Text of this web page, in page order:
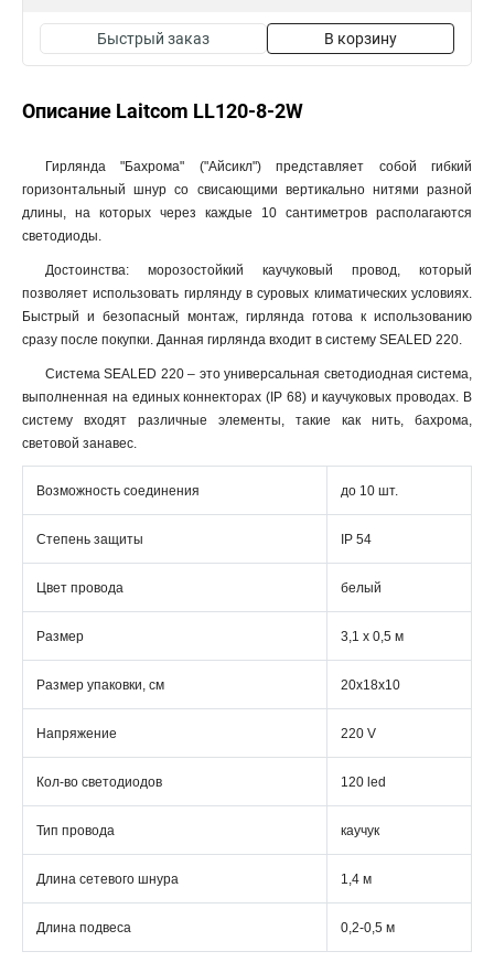
Быстрый заказ В корзину
Описание Laitcom LL120-8-2W
Гирлянда "Бахрома" ("Айсикл") представляет собой гибкий
горизонтальный шнур со свисающими вертикально нитями разной
длины, на которых через каждые 10 сантиметров располагаются
светодиоды.
Достоинства: морозостойкий каучуковый провод, который
позволяет использовать гирлянду в суровых климатических условиях.
Быстрый и безопасный монтаж, гирлянда готова к использованию
сразу после покупки. Данная гирлянда входит в систему SEALED 220.
Система SEALED 220 – это универсальная светодиодная система,
выполненная на единых коннекторах (IP 68) и каучуковых проводах. В
систему входят различные элементы, такие как нить, бахрома,
световой занавес.
Возможность соединения до 10 шт.
Степень защиты IP 54
Цвет провода белый
Размер 3,1 x 0,5 м
Размер упаковки, см 20х18х10
Напряжение 220 V
Кол-во светодиодов 120 led
Тип провода каучук
Длина сетевого шнура 1,4 м
Длина подвеса 0,2-0,5 м